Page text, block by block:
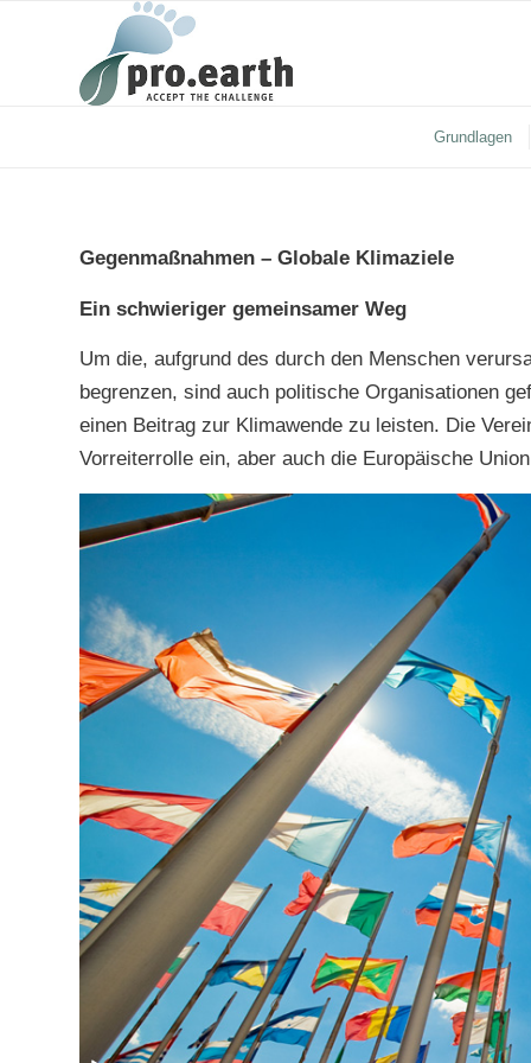
Grundlagen
Gegenmaßnahmen – Globale Klimaziele
Ein schwieriger gemeinsamer Weg
Um die, aufgrund des durch den Menschen
begrenzen, sind auch politische Organisationen
einen Beitrag zur Klimawende zu leisten. Die
Vorreiterrolle ein, aber auch die Europäische